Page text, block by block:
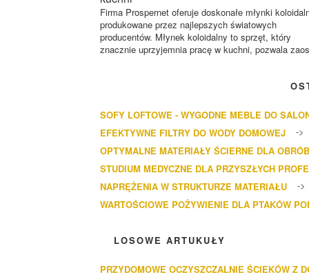
Firma Prospernet oferuje doskonałe młynki
produkowane przez najlepszych światowych
producentów. Młynek koloidalny to sprzęt, który
znacznie uprzyjemnia pracę w kuchni, pozwala
SOFY LOFTOWE - WYGODNE MEBLE DO
EFEKTYWNE FILTRY DO WODY DOMOWEJ
OPTYMALNE MATERIAŁY ŚCIERNE DLA
STUDIUM MEDYCZNE DLA PRZYSZŁYCH
NAPRĘŻENIA W STRUKTURZE MATERIAŁU
WARTOŚCIOWE POŻYWIENIE DLA PTAKÓW
LOSOWE ARTUKUŁY
PRZYDOMOWE OCZYSZCZALNIE ŚCIEKÓW Z